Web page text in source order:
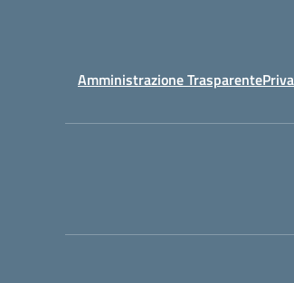
Amministrazione Trasparente